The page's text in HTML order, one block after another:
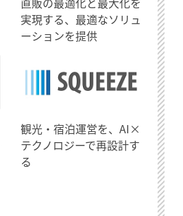
実現する、最適なソリュ
ーションを提供
観光・宿泊運営を、AI×
テクノロジーで再設計す
る